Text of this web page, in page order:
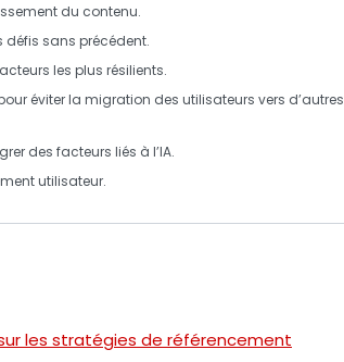
du contenu.
défis sans précédent.
les plus résilients.
éviter la migration des utilisateurs vers d’autres
des facteurs liés à l’IA.
utilisateur.
sur les stratégies de référencement